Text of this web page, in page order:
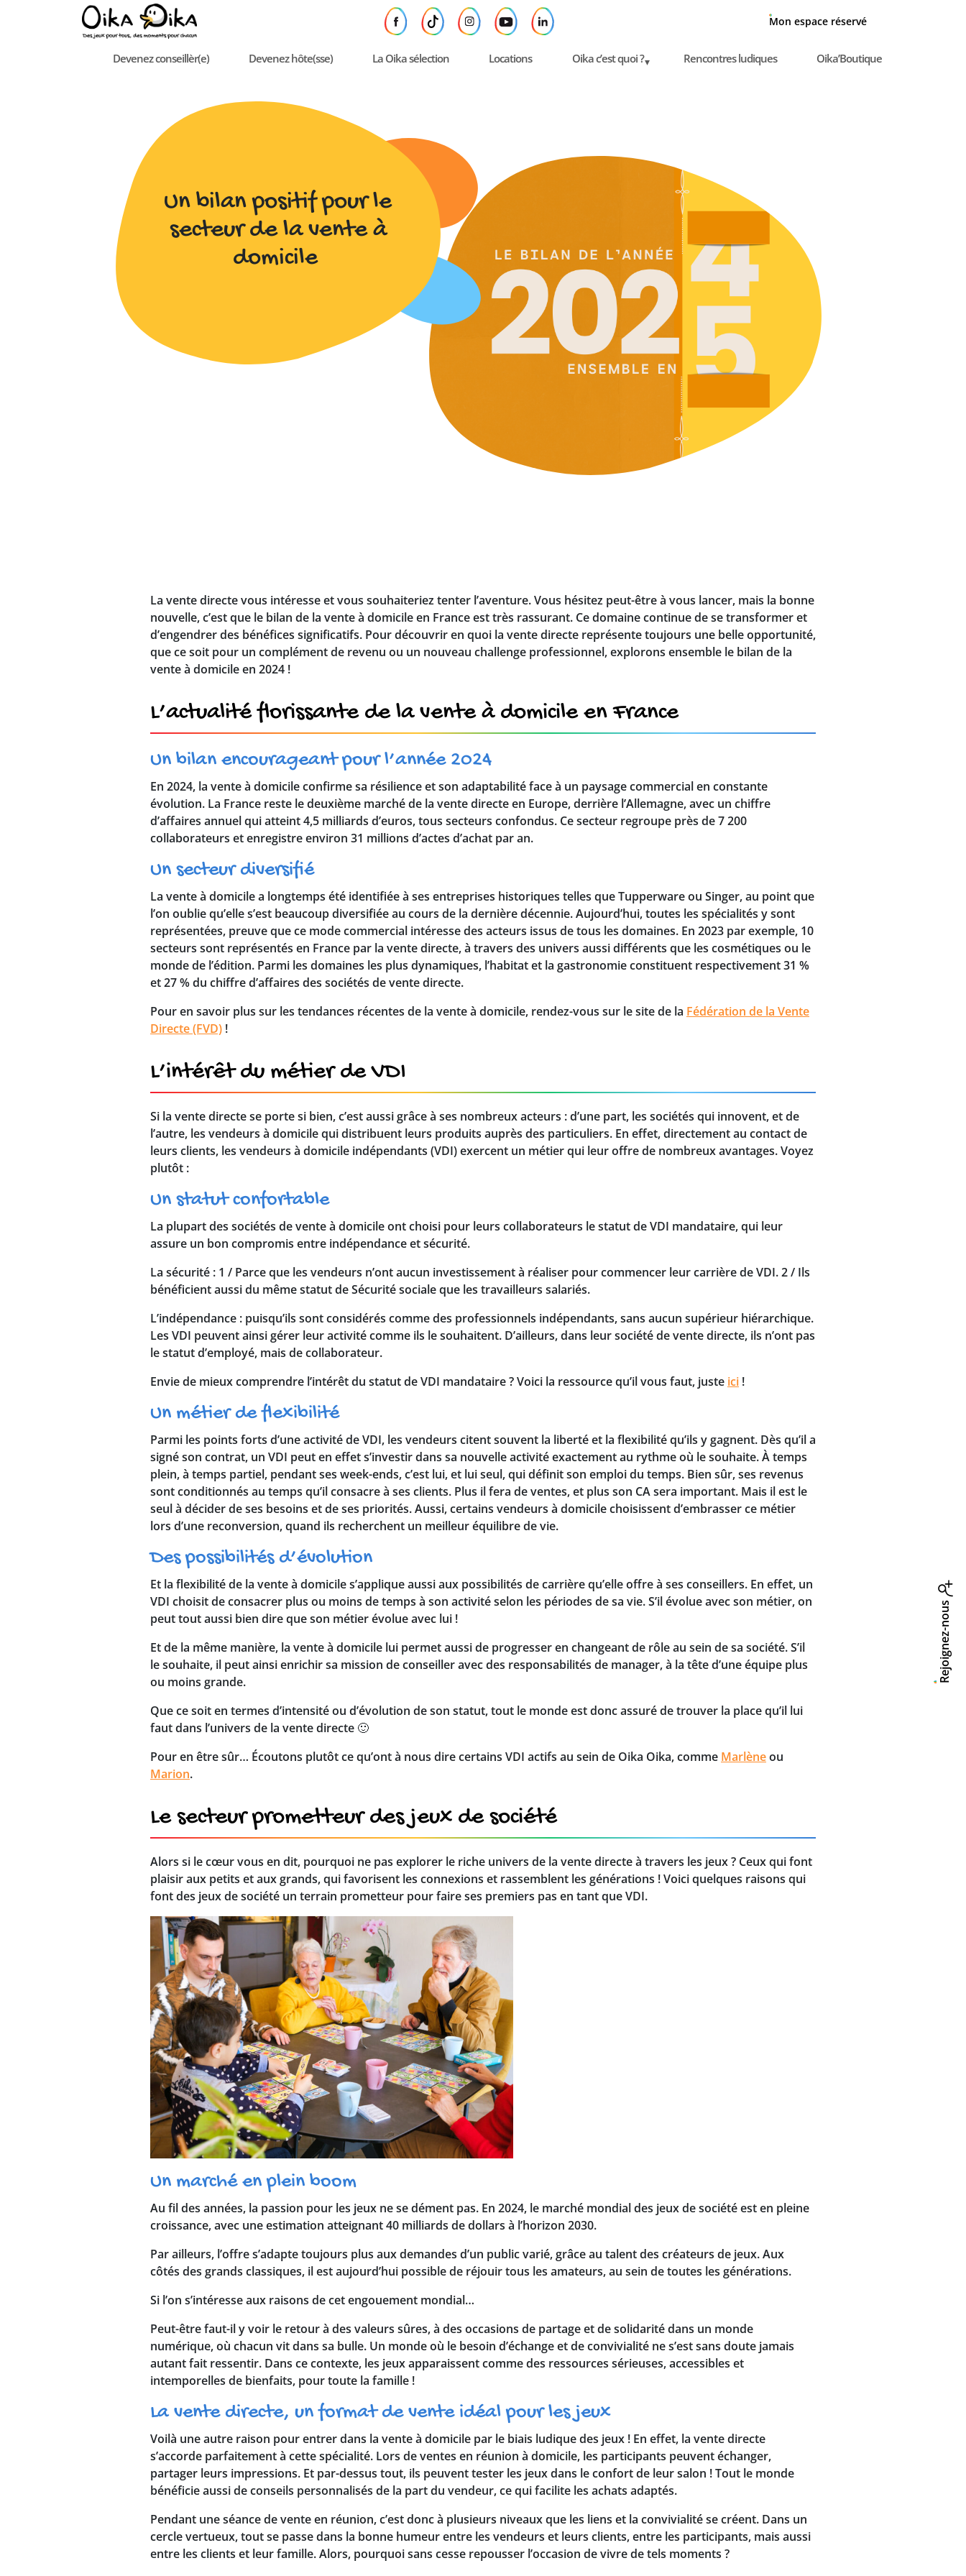
Rejoignez-nous
Mon espace réservé
Devenez conseillèr(e) Devenez hôte(sse) La Oika sélection Locations Oika c’est quoi ? Rencontres ludiques Oika’Boutique
Un bilan positif pour le
secteur de la vente à
domicile
La vente directe vous intéresse et vous souhaiteriez tenter l’aventure. Vous hésitez peut-être à vous lancer, mais la bonne
nouvelle, c’est que le bilan de la vente à domicile en France est très rassurant. Ce domaine continue de se transformer et
d’engendrer des bénéfices significatifs. Pour découvrir en quoi la vente directe représente toujours une belle opportunité,
que ce soit pour un complément de revenu ou un nouveau challenge professionnel, explorons ensemble le bilan de la
vente à domicile en 2024 !
L’actualité florissante de la vente à domicile en France
Un bilan encourageant pour l’année 2024
En 2024, la vente à domicile confirme sa résilience et son adaptabilité face à un paysage commercial en constante
évolution. La France reste le deuxième marché de la vente directe en Europe, derrière l’Allemagne, avec un chiffre
d’affaires annuel qui atteint 4,5 milliards d’euros, tous secteurs confondus. Ce secteur regroupe près de 7 200
collaborateurs et enregistre environ 31 millions d’actes d’achat par an.
Un secteur diversifié
La vente à domicile a longtemps été identifiée à ses entreprises historiques telles que Tupperware ou Singer, au point que
l’on oublie qu’elle s’est beaucoup diversifiée au cours de la dernière décennie. Aujourd’hui, toutes les spécialités y sont
représentées, preuve que ce mode commercial intéresse des acteurs issus de tous les domaines. En 2023 par exemple, 10
secteurs sont représentés en France par la vente directe, à travers des univers aussi différents que les cosmétiques ou le
monde de l’édition. Parmi les domaines les plus dynamiques, l’habitat et la gastronomie constituent respectivement 31 %
et 27 % du chiffre d’affaires des sociétés de vente directe.
Pour en savoir plus sur les tendances récentes de la vente à domicile, rendez-vous sur le site de la Fédération de la Vente
Directe (FVD) !
L’intérêt du métier de VDI
Si la vente directe se porte si bien, c’est aussi grâce à ses nombreux acteurs : d’une part, les sociétés qui innovent, et de
l’autre, les vendeurs à domicile qui distribuent leurs produits auprès des particuliers. En effet, directement au contact de
leurs clients, les vendeurs à domicile indépendants (VDI) exercent un métier qui leur offre de nombreux avantages. Voyez
plutôt :
Un statut confortable
La plupart des sociétés de vente à domicile ont choisi pour leurs collaborateurs le statut de VDI mandataire, qui leur
assure un bon compromis entre indépendance et sécurité.
La sécurité : 1 / Parce que les vendeurs n’ont aucun investissement à réaliser pour commencer leur carrière de VDI. 2 / Ils
bénéficient aussi du même statut de Sécurité sociale que les travailleurs salariés.
L’indépendance : puisqu’ils sont considérés comme des professionnels indépendants, sans aucun supérieur hiérarchique.
Les VDI peuvent ainsi gérer leur activité comme ils le souhaitent. D’ailleurs, dans leur société de vente directe, ils n’ont pas
le statut d’employé, mais de collaborateur.
Envie de mieux comprendre l’intérêt du statut de VDI mandataire ? Voici la ressource qu’il vous faut, juste ici !
Un métier de flexibilité
Parmi les points forts d’une activité de VDI, les vendeurs citent souvent la liberté et la flexibilité qu’ils y gagnent. Dès qu’il a
signé son contrat, un VDI peut en effet s’investir dans sa nouvelle activité exactement au rythme où le souhaite. À temps
plein, à temps partiel, pendant ses week-ends, c’est lui, et lui seul, qui définit son emploi du temps. Bien sûr, ses revenus
sont conditionnés au temps qu’il consacre à ses clients. Plus il fera de ventes, et plus son CA sera important. Mais il est le
seul à décider de ses besoins et de ses priorités. Aussi, certains vendeurs à domicile choisissent d’embrasser ce métier
lors d’une reconversion, quand ils recherchent un meilleur équilibre de vie.
Des possibilités d’évolution
Et la flexibilité de la vente à domicile s’applique aussi aux possibilités de carrière qu’elle offre à ses conseillers. En effet, un
VDI choisit de consacrer plus ou moins de temps à son activité selon les périodes de sa vie. S’il évolue avec son métier, on
peut tout aussi bien dire que son métier évolue avec lui !
Et de la même manière, la vente à domicile lui permet aussi de progresser en changeant de rôle au sein de sa société. S’il
le souhaite, il peut ainsi enrichir sa mission de conseiller avec des responsabilités de manager, à la tête d’une équipe plus
ou moins grande.
Que ce soit en termes d’intensité ou d’évolution de son statut, tout le monde est donc assuré de trouver la place qu’il lui
faut dans l’univers de la vente directe 🙂
Pour en être sûr… Écoutons plutôt ce qu’ont à nous dire certains VDI actifs au sein de Oika Oika, comme Marlèneou
Marion.
Le secteur prometteur des jeux de société
Alors si le cœur vous en dit, pourquoi ne pas explorer le riche univers de la vente directe à travers les jeux ? Ceux qui font
plaisir aux petits et aux grands, qui favorisent les connexions et rassemblent les générations ! Voici quelques raisons qui
font des jeux de société un terrain prometteur pour faire ses premiers pas en tant que VDI.
Un marché en plein boom
Au fil des années, la passion pour les jeux ne se dément pas. En 2024, le marché mondial des jeux de société est en pleine
croissance, avec une estimation atteignant 40 milliards de dollars à l’horizon 2030.
Par ailleurs, l’offre s’adapte toujours plus aux demandes d’un public varié, grâce au talent des créateurs de jeux. Aux
côtés des grands classiques, il est aujourd’hui possible de réjouir tous les amateurs, au sein de toutes les générations.
Si l’on s’intéresse aux raisons de cet engouement mondial…
Peut-être faut-il y voir le retour à des valeurs sûres, à des occasions de partage et de solidarité dans un monde
numérique, où chacun vit dans sa bulle. Un monde où le besoin d’échange et de convivialité ne s’est sans doute jamais
autant fait ressentir. Dans ce contexte, les jeux apparaissent comme des ressources sérieuses, accessibles et
intemporelles de bienfaits, pour toute la famille !
La vente directe, un format de vente idéal pour les jeux
Voilà une autre raison pour entrer dans la vente à domicile par le biais ludique des jeux ! En effet, la vente directe
s’accorde parfaitement à cette spécialité. Lors de ventes en réunion à domicile, les participants peuvent échanger,
partager leurs impressions. Et par-dessus tout, ils peuvent tester les jeux dans le confort de leur salon ! Tout le monde
bénéficie aussi de conseils personnalisés de la part du vendeur, ce qui facilite les achats adaptés.
Pendant une séance de vente en réunion, c’est donc à plusieurs niveaux que les liens et la convivialité se créent. Dans un
cercle vertueux, tout se passe dans la bonne humeur entre les vendeurs et leurs clients, entre les participants, mais aussi
entre les clients et leur famille. Alors, pourquoi sans cesse repousser l’occasion de vivre de tels moments ?